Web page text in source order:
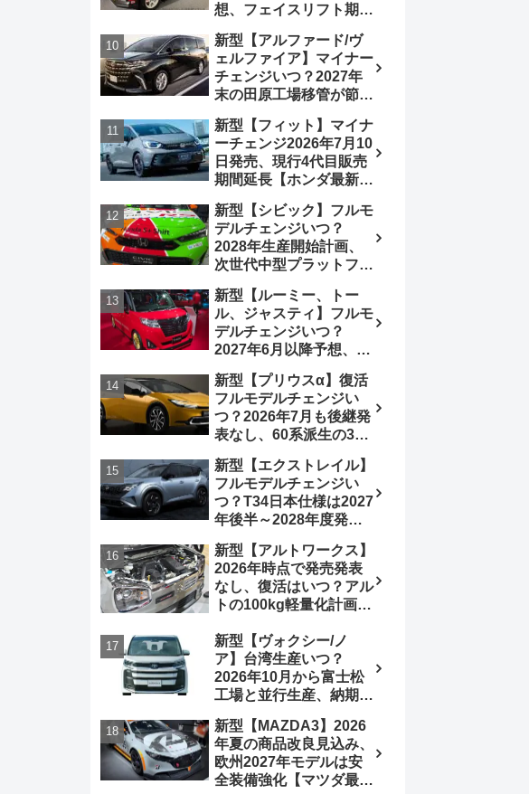
想、フェイスリフト期
2～3ヵ月に短縮【ダイハ
ツ最新情報】前回改良は
2024年11月5日、価格
180.07～244.2万円、値
上げ約8～10万円、法規
対応、ハイブリッド
4WD追加まだ、フルモ
デルチェンジはトヨタが
介入か
新型【アルファード/ヴ
ェルファイア】マイナー
チェンジいつ？2027年
末の田原工場移管が節目
のフェイスリフト予想
【トヨタ最新情報】
2026年6月一部改良済
み、消費税込価格559万
9000円から
新型【フィット】マイナ
ーチェンジ2026年7月10
日発売、現行4代目販売
期間延長【ホンダ最新情
いつ？フルモデルチェン
ジは2029年頃まで遅れ
る予想
新型【シビック】フルモ
デルチェンジいつ？
2028年生産開始計画、
次世代中型プラットフォ
搭載予想【ホンダ最新情
報】Honda S+ Shiftは現
行e:HEV RS 消費税込
4,659,600円で先行導入
新型【ルーミー、トー
ル、ジャスティ】フルモ
デルチェンジいつ？
2027年6月以降予想、ビ
う無い？【トヨタ最新情
報】1.2Lハイブリッド追
加は次期型に期待
新型【プリウスα】復活
フルモデルチェンジい
つ？2026年7月も後継発
表なし、60系派生の3列
発売される可能性は【ト
ヨタ最新情報デザイン予
想画像】スライドドア装
備の要望も
新型【エクストレイル】
フルモデルチェンジい
つ？T34日本仕様は2027
年後半～2028年度発売
米ローグe-POWERは
2026年後半投入へ
新型【アルトワークス】
2026年時点で発売発表
なし、復活はいつ？アル
トの100kg軽量化計画は
処、5MTターボとアルト
スピリットに期待【スズ
キ最新情報】
新型【ヴォクシー/ノ
ア】台湾生産いつ？
2026年10月から富士松
工場と並行生産、納期短
2026年5月6日マイナー
チェンジ、価格 NOAH
326万1500円、VOXY
375万1000円、特別仕様
新型【MAZDA3】2026
年夏の商品改良見込み、
欧州2027年モデルは安
全装備強化【マツダ最新